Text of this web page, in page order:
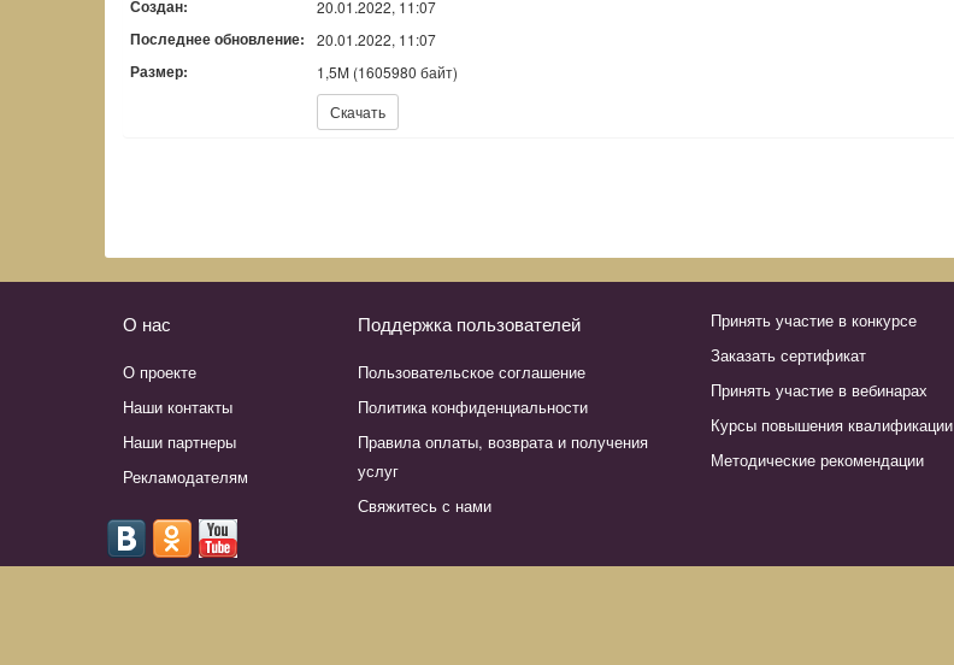
Создан: 20.01.2022, 11:07
Последнее обновление: 20.01.2022, 11:07
Размер: 1,5M (1605980 байт)
Скачать
О нас
О проекте
Наши контакты
Наши партнеры
Рекламодателям
Поддержка пользователей
Пользовательское соглашение
Политика конфиденциальности
Правила оплаты, возврата и получения
услуг
Свяжитесь с нами
Принять участие в конкурсе
Заказать сертификат
Принять участие в вебинарах
Курсы повышения квалификации
Методические рекомендации